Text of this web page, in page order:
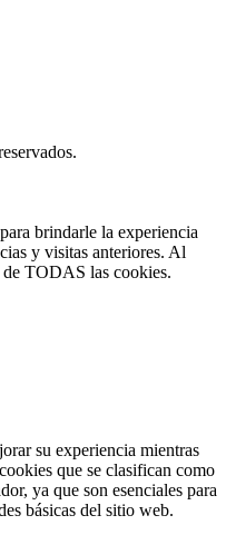
brindarle la experiencia
y visitas anteriores. Al
TODAS las cookies.
su experiencia mientras
que se clasifican como
ya que son esenciales para
básicas del sitio web.